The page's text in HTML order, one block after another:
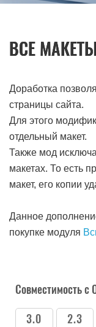
ВСЕ МАКЕТЫ
Доработка
страницы сайта.
Для этого
отдельный макет.
Также мод
макетах. То есть
макет, его копии
Данное
покупке модуля
Совместимость с
3.0
2.3